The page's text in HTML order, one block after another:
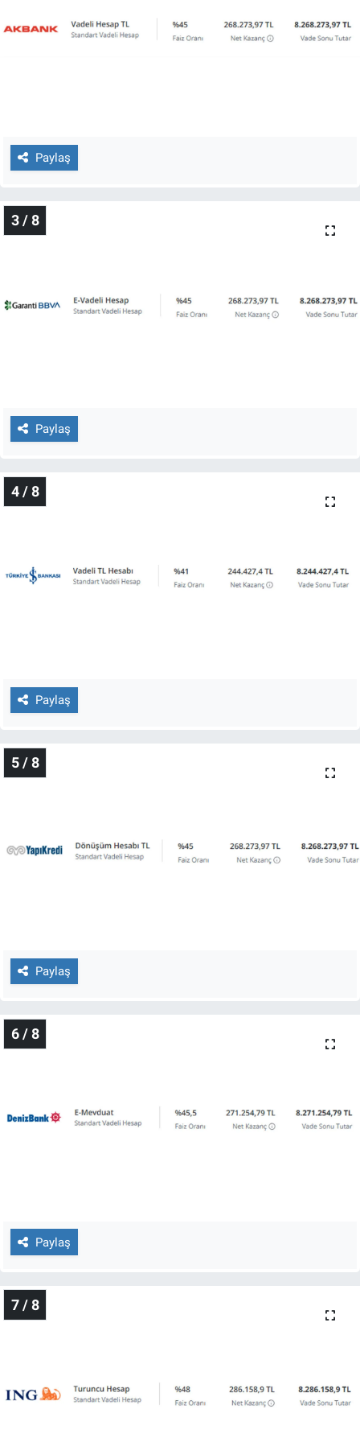
Paylaş
3 / 8
Paylaş
4 / 8
Paylaş
5 / 8
Paylaş
6 / 8
Paylaş
7 / 8
Spor
Teknoloji
Türkiye'nin Gündemi
Canlı Yayın